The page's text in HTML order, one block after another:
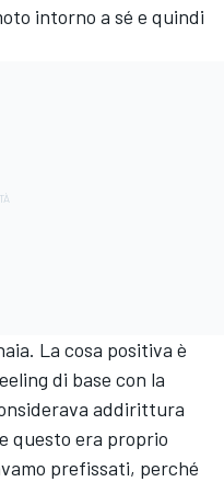
intorno a sé e quindi
La cosa positiva è
di base con la
addirittura
questo era proprio
prefissati, perché